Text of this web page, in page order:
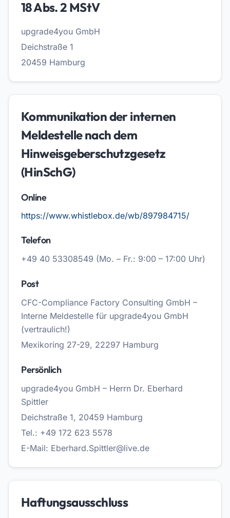
18 Abs. 2 MStV
upgrade4you GmbH
Deichstraße 1
20459 Hamburg
Kommunikation der internen
Meldestelle nach dem
Hinweisgeberschutzgesetz
(HinSchG)
Online
https://www.whistlebox.de/wb/897984715/
Telefon
+49 40 53308549 (Mo. – Fr.: 9:00 – 17:00 Uhr)
Post
CFC-Compliance Factory Consulting GmbH –
Interne Meldestelle für upgrade4you GmbH
(vertraulich!)
Mexikoring 27-29, 22297 Hamburg
Persönlich
upgrade4you GmbH – Herrn Dr. Eberhard
Spittler
Deichstraße 1, 20459 Hamburg
Tel.: +49 172 623 5578
E-Mail: Eberhard.Spittler@live.de
Haftungsausschluss